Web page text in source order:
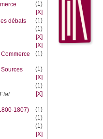
(1)
[X]
débats
(1)
(1)
[X]
[X]
(1)
(1)
[X]
(1)
[X]
1807)
(1)
(1)
(1)
[X]